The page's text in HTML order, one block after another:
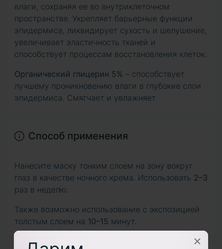
×
влаги, сохраняя ее во внутриклеточном
пространстве. Укрепляет барьерные функции
эпидермиса, ликвидирует сухость и шелушение,
увеличивает эластичность тканей и
способствует процессам восстановления клеток.
Органический глицерин 5% – способствует
лучшему проникновению влаги в глубокие слои
эпидермиса. Смягчает и увлажняет
Способ применения
Нанесите маску тонким слоем на зону вокруг
глаз в качестве ночного крема. Использовать 2–3
раз в неделю.
Также возможно использование с экспозицией
толстым слоем на 10–15 минут.